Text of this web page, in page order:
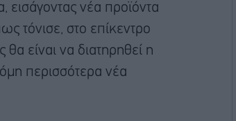
εισάγοντας νέα προϊόντα
τόνισε, στο επίκεντρο
είναι να διατηρηθεί η
περισσότερα νέα